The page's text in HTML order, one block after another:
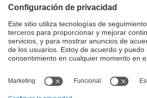
La investigación en la UPC
Fomento y apoyo a la
investigación
La transferencia, el
emprendimiento y la innovación
en la UPC
transferencia, el emprendimiento